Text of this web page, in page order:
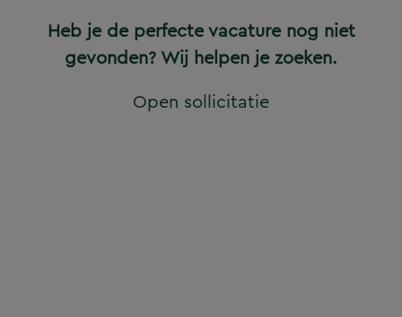
Heb je de perfecte vacature nog niet
gevonden? Wij helpen je zoeken.
Open sollicitatie